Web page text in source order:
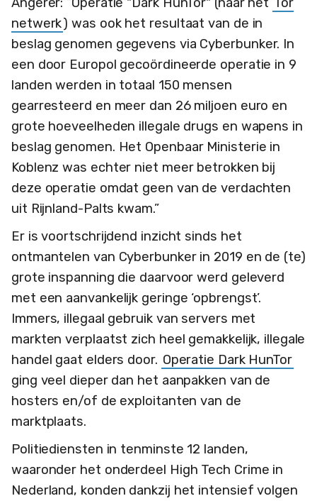
netwerk) was ook het resultaat van de in
beslag genomen gegevens via Cyberbunker. In
een door Europol gecoördineerde operatie in 9
landen werden in totaal 150 mensen
gearresteerd en meer dan 26 miljoen euro en
grote hoeveelheden illegale drugs en wapens in
beslag genomen. Het Openbaar Ministerie in
Koblenz was echter niet meer betrokken bij
deze operatie omdat geen van de verdachten
uit Rijnland-Palts kwam.”
Er is voortschrijdend inzicht sinds het
ontmantelen van Cyberbunker in 2019 en de (te)
grote inspanning die daarvoor werd geleverd
met een aanvankelijk geringe ‘opbrengst’.
Immers, illegaal gebruik van servers met
markten verplaatst zich heel gemakkelijk, illegale
handel gaat elders door. Operatie Dark HunTor
ging veel dieper dan het aanpakken van de
hosters en/of de exploitanten van de
marktplaats.
Politiediensten in tenminste 12 landen,
waaronder het onderdeel High Tech Crime in
Nederland, konden dankzij het intensief volgen